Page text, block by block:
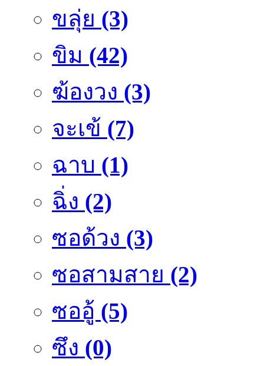
ขลุ่ย (3)
ขิม (42)
ฆ้องวง (3)
จะเข้ (7)
ฉาบ (1)
ฉิ่ง (2)
ซอด้วง (3)
ซอสามสาย (2)
ซออู้ (5)
ซึง (0)